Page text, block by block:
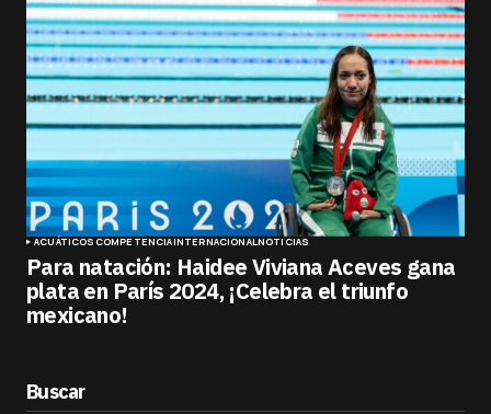
ACUÁTICOSCOMPETENCIAINTERNACIONALNOTICIAS
Para natación: Haidee Viviana Aceves gana
plata en París 2024, ¡Celebra el triunfo
mexicano!
Buscar